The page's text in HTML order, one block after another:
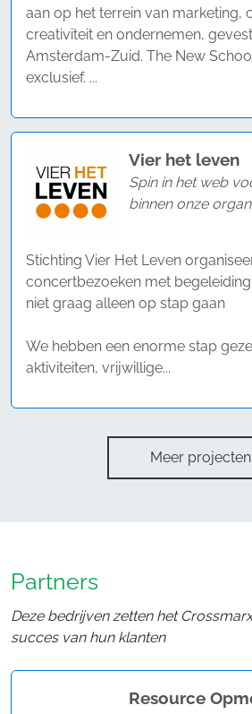
aan op het terrein van marketing,
creativiteit en ondernemen,
Amsterdam-Zuid. The New
exclusief. ...
Vier het leven
Spin in het web
binnen onze
Stichting Vier Het Leven
concertbezoeken met
niet graag alleen op stap gaan
We hebben een enorme stap
aktiviteiten, vrijwillige...
Meer projecten
Partners
Deze bedrijven zetten het
succes van hun klanten
Resource